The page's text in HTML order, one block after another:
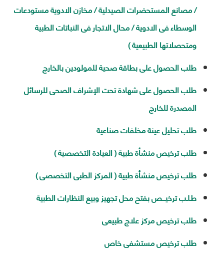
/ مصانع المستحضرات الصيدلية / مخازن الادوية مستودعات
الوسطاء فى الادوية / محال الاتجار فى النباتات الطبية
ومتحصلاتها الطبيعية )
طلب الحصول على بطاقة صحية للمولودين بالخارج
طلب الحصول على شهادة تحت الإشراف الصحى للرسائل
المصدرة للخارج
طلب تحليل عينة مخلفات صناعية
طلب ترخيص منشأة طبية ( العيادة التخصصية )
طلب ترخيص منشأة طبية ( المركز الطبى التخصصى )
طـلـب ترخيـــص بفتح محل تجهيز وبيع النظارات الطبية
طلب ترخيص مركز علاج طبيعى
طلب ترخيص مستشفى خاص